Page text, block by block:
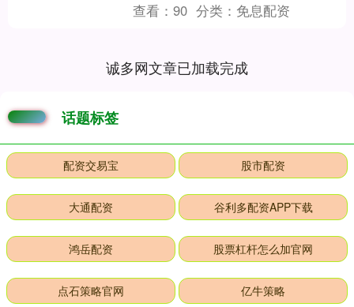
查看：90 分类： 免息配资
诚多网文章已加载完成
话题标签
配资交易宝 股市配资
大通配资 谷利多配资APP下载
鸿岳配资 股票杠杆怎么加官网
点石策略官网 亿牛策略